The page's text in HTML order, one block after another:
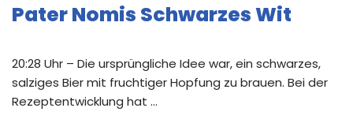
Pater Nomis Schwarzes Wit
20:28 Uhr – Die ursprüngliche Idee war, ein schwarzes,
salziges Bier mit fruchtiger Hopfung zu brauen. Bei der
Rezeptentwicklung hat …